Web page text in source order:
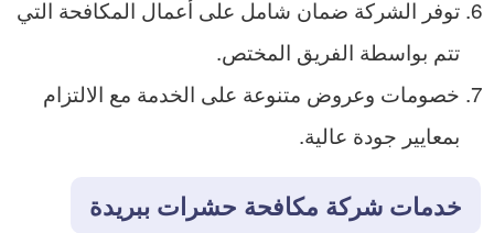
توفر الشركة ضمان شامل على أعمال المكافحة التي
تتم بواسطة الفريق المختص.
خصومات وعروض متنوعة على الخدمة مع الالتزام
بمعايير جودة عالية.
خدمات شركة مكافحة حشرات ببريدة